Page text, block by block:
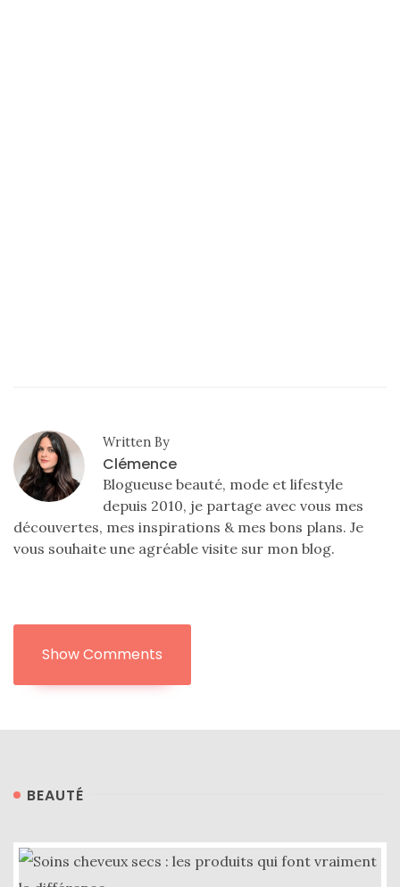
Written By
Clémence
Blogueuse beauté, mode et lifestyle
depuis 2010, je partage avec vous mes
découvertes, mes inspirations & mes bons plans. Je
vous souhaite une agréable visite sur mon blog.
Show Comments
BEAUTÉ